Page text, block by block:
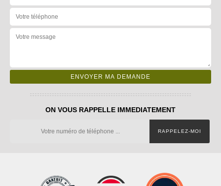
ON VOUS RAPPELLE IMMEDIATEMENT